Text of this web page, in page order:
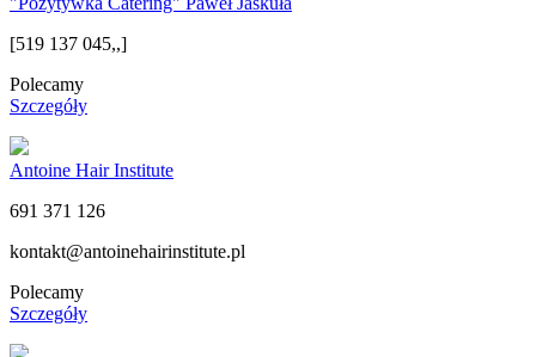
[519 137 045,,]
Polecamy
Szczegóły
Antoine Hair Institute
691 371 126
kontakt@antoinehairinstitute.pl
Polecamy
Szczegóły